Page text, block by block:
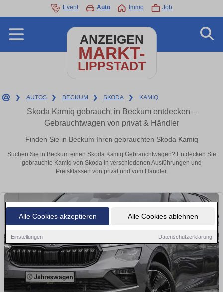
Alle Cookies akzeptieren Alle Cookies ablehnen
Einstellungen Datenschutzerklärung
Event Auto Immo Job
ANZEIGEN
MARKT-
LIPPSTADT
❯ AUTOS ❯ BECKUM ❯ SKODA ❯ KAMIQ
Skoda Kamiq gebraucht in Beckum entdecken –
Gebrauchtwagen von privat & Händler
Finden Sie in Beckum Ihren gebrauchten Skoda Kamiq
Suchen Sie in Beckum einen Skoda Kamiq Gebrauchtwagen? Entdecken Sie
gebrauchte Kamiq von Skoda in verschiedenen Ausführungen und
Preisklassen von privat und vom Händler.